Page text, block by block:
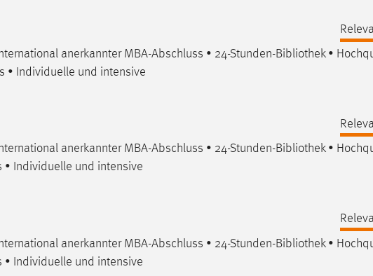
anerkannter MBA-Abschluss • 24-Stunden-Bibliothek•
• Individuelle und intensive
anerkannter MBA-Abschluss • 24-Stunden-Bibliothek•
• Individuelle und intensive
anerkannter MBA-Abschluss • 24-Stunden-Bibliothek•
• Individuelle und intensive